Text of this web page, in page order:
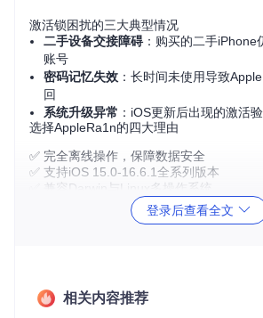
激活锁困扰的三大典型情况
二手设备交接障碍：购买的二手iPhone
账号
密码记忆失效 ：长时间未使用导致
回
系统升级异常 ：iOS更新后出现的激活
选择AppleRa1n的四大理由
✅ 完全离线操作，保障数据安全
✅ 支持iOS 15.0-16.6.1全系列版本
✅ 兼容Darwin与Linux多操作系统
✅ 图形化界面设计，操作简单直观
git clone
登录后查看全文
相关内容推荐